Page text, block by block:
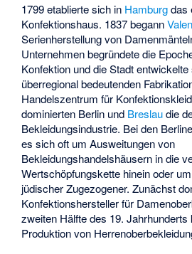
1799 etablierte sich in Hamburgdas
Konfektionshaus. 1837 begann
Serienherstellung von
Unternehmen begründete die
Konfektion und die Stadt
überregional bedeutenden
Handelszentrum für
dominierten Berlin und Breslaudie
Bekleidungsindustrie. Bei den
es sich oft um Ausweitungen von
Bekleidungshandelshäusern in die
Wertschöpfungskette hinein oder
jüdischer Zugezogener. Zunächst
Konfektionshersteller für
zweiten Hälfte des 19.
Produktion von